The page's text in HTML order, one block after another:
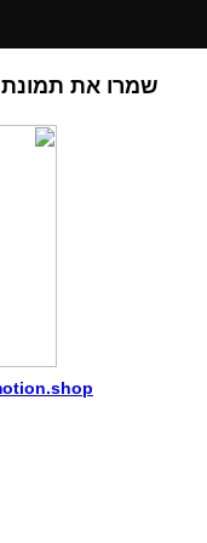
שמרו את תמונת